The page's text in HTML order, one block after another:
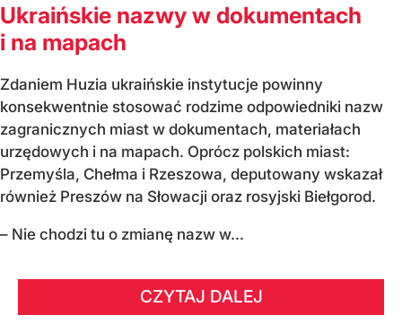
Ukraińskie nazwy w dokumentach
i na mapach
Zdaniem Huzia ukraińskie instytucje powinny
konsekwentnie stosować rodzime odpowiedniki nazw
zagranicznych miast w dokumentach, materiałach
urzędowych i na mapach. Oprócz polskich miast:
Przemyśla, Chełma i Rzeszowa, deputowany wskazał
również Preszów na Słowacji oraz rosyjski Biełgorod.
– Nie chodzi tu o zmianę nazw w...
CZYTAJ DALEJ